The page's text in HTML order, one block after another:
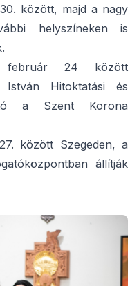
között, majd a nagy
helyszíneken is
24 között
Hitoktatási és
a Szent Korona
között Szegeden, a
állítják